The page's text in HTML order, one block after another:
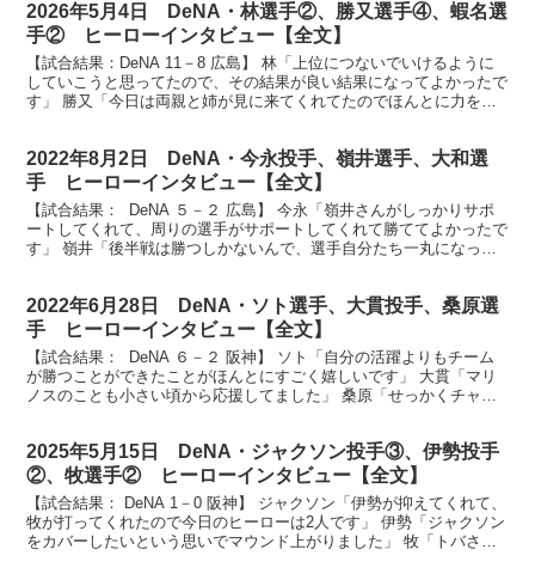
2026年5月4日 DeNA・林選手②、勝又選手④、蝦名選
手② ヒーローインタビュー【全文】
【試合結果：DeNA 11－8 広島】 林「上位につないでいけるように
していこうと思ってたので、その結果が良い結果になってよかったで
す」 勝又「今日は両親と姉が見に来てくれてたのでほんとに力をも
2022年8月2日 DeNA・今永投手、嶺井選手、大和選
手 ヒーローインタビュー【全文】
【試合結果： DeNA ５－２ 広島】 今永「嶺井さんがしっかりサポ
ートしてくれて、周りの選手がサポートしてくれて勝ててよかったで
す」 嶺井「後半戦は勝つしかないんで、選手自分たち一丸になって
2022年6月28日 DeNA・ソト選手、大貫投手、桑原選
手 ヒーローインタビュー【全文】
【試合結果： DeNA ６－２ 阪神】 ソト「自分の活躍よりもチーム
が勝つことができたことがほんとにすごく嬉しいです」 大貫「マリ
ノスのことも小さい頃から応援してました」 桑原「せっかくチャン
2025年5月15日 DeNA・ジャクソン投手③、伊勢投手
②、牧選手② ヒーローインタビュー【全文】
【試合結果： DeNA 1－0 阪神】 ジャクソン「伊勢が抑えてくれて、
牧が打ってくれたので今日のヒーローは2人です」 伊勢「ジャクソン
をカバーしたいという思いでマウンド上がりました」 牧「トバさん